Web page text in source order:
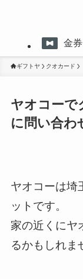
金
ギフトヤ クオカード
ヤオコーで
に問い合わ
ヤオコーは埼
ットです。
家の近くにヤ
るかもしれま